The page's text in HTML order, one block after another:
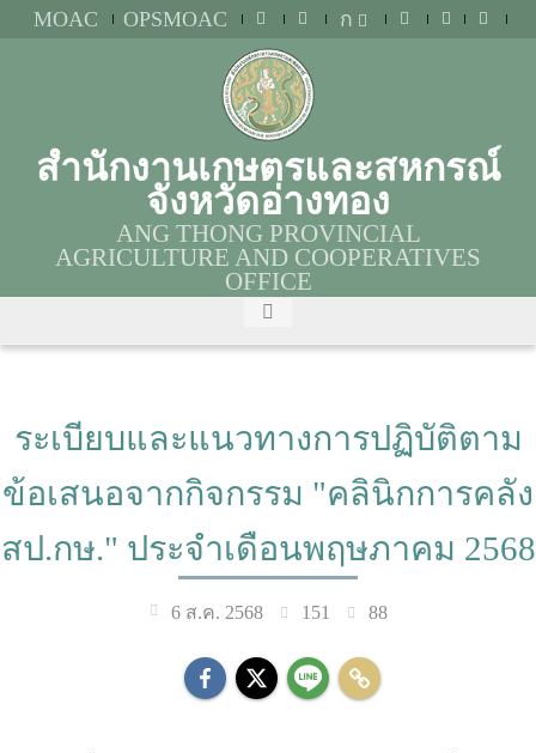
MOAC OPSMOAC ก
สำนักงานเกษตรและสหกรณ์
จังหวัดอ่างทอง
ANG THONG PROVINCIAL
AGRICULTURE AND COOPERATIVES
OFFICE
ระเบียบและแนวทางการปฏิบัติตาม
ข้อเสนอจากกิจกรรม "คลินิกการคลัง
สป.กษ." ประจำเดือนพฤษภาคม 2568
6 ส.ค. 2568 151 88